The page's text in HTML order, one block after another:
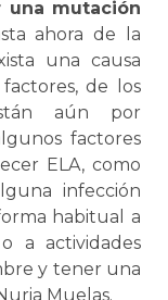
una mutación
ahora de la
una causa
de los
aún por
factores
ELA, como
infección
habitual a
a actividades
y tener una
Muelas.